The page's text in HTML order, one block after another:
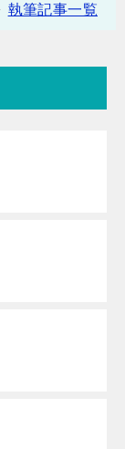
執筆記事一覧